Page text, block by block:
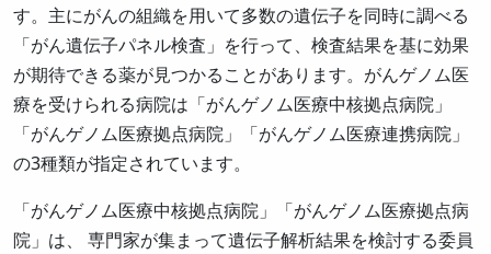
す。主にがんの組織を用いて多数の遺伝子を同時に調べる
「がん遺伝子パネル検査」を行って、検査結果を基に効果
が期待できる薬が見つかることがあります。がんゲノム医
療を受けられる病院は「がんゲノム医療中核拠点病院」
「がんゲノム医療拠点病院」「がんゲノム医療連携病院」
の3種類が指定されています。
「がんゲノム医療中核拠点病院」「がんゲノム医療拠点病
院」は、 専門家が集まって遺伝子解析結果を検討する委員